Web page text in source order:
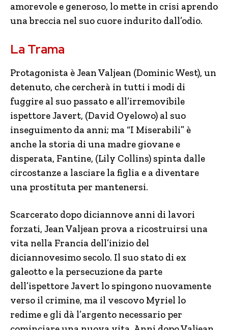
amorevole e generoso, lo mette in crisi aprendo
una breccia nel suo cuore indurito dall’odio.
La Trama
Protagonista è Jean Valjean (Dominic West), un
detenuto, che cercherà in tutti i modi di
fuggire al suo passato e all’irremovibile
ispettore Javert, (David Oyelowo) al suo
inseguimento da anni; ma “I Miserabili” è
anche la storia di una madre giovane e
disperata, Fantine, (Lily Collins) spinta dalle
circostanze a lasciare la figlia e a diventare
una prostituta per mantenersi.
Scarcerato dopo diciannove anni di lavori
forzati, Jean Valjean prova a ricostruirsi una
vita nella Francia dell’inizio del
diciannovesimo secolo. Il suo stato di ex
galeotto e la persecuzione da parte
dell’ispettore Javert lo spingono nuovamente
verso il crimine, ma il vescovo Myriel lo
redime e gli dà l’argento necessario per